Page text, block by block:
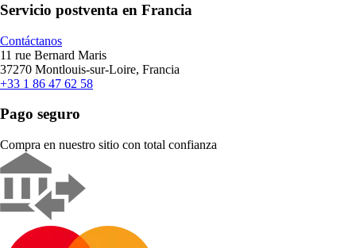
Servicio postventa en Francia
Contáctanos
11 rue Bernard Maris
37270 Montlouis-sur-Loire, Francia
+33 1 86 47 62 58
Pago seguro
Compra en nuestro sitio con total confianza